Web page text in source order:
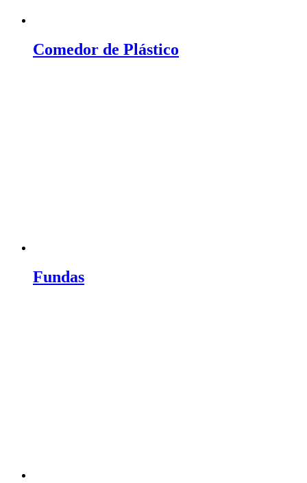
Comedor de Plástico
Fundas